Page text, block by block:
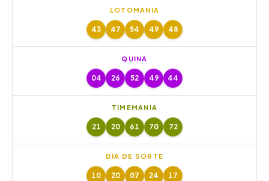
LOTOMANIA
43 47 54 49 48
QUINA
04 26 52 49 44
TIMEMANIA
21 20 61 70 72
DIA DE SORTE
10 20 07 24 17